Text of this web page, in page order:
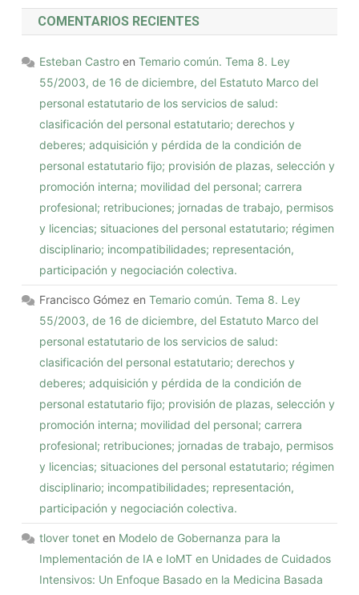
COMENTARIOS RECIENTES
Esteban Castro enTemario común. Tema 8. Ley
55/2003, de 16 de diciembre, del Estatuto Marco del
personal estatutario de los servicios de salud:
clasificación del personal estatutario; derechos y
deberes; adquisición y pérdida de la condición de
personal estatutario fijo; provisión de plazas, selección y
promoción interna; movilidad del personal; carrera
profesional; retribuciones; jornadas de trabajo, permisos
y licencias; situaciones del personal estatutario; régimen
disciplinario; incompatibilidades; representación,
participación y negociación colectiva.
Francisco Gómez enTemario común. Tema 8. Ley
55/2003, de 16 de diciembre, del Estatuto Marco del
personal estatutario de los servicios de salud:
clasificación del personal estatutario; derechos y
deberes; adquisición y pérdida de la condición de
personal estatutario fijo; provisión de plazas, selección y
promoción interna; movilidad del personal; carrera
profesional; retribuciones; jornadas de trabajo, permisos
y licencias; situaciones del personal estatutario; régimen
disciplinario; incompatibilidades; representación,
participación y negociación colectiva.
tlover tonet en Modelo de Gobernanza para la
Implementación de IA e IoMT en Unidades de Cuidados
Intensivos: Un Enfoque Basado en la Medicina Basada